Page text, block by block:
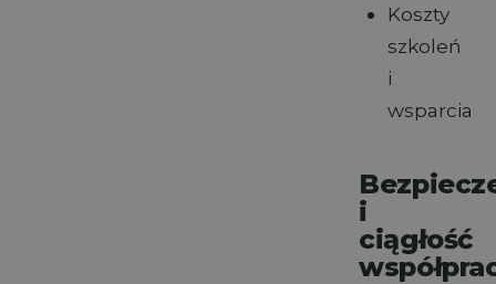
Koszty
szkoleń
i
wsparcia
i
ciągłość